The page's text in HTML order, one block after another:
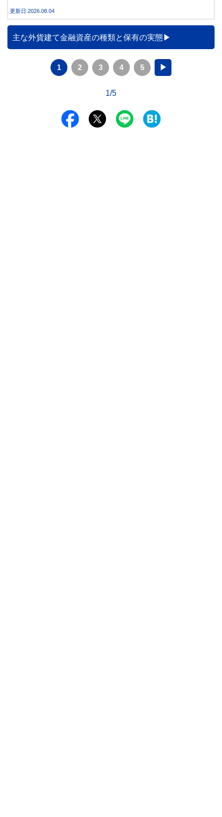
レーションします。
更新日:2026.08.04
主な外貨建て金融資産の種類と保有の実態
1 2 3 4 5 ▶
1/5